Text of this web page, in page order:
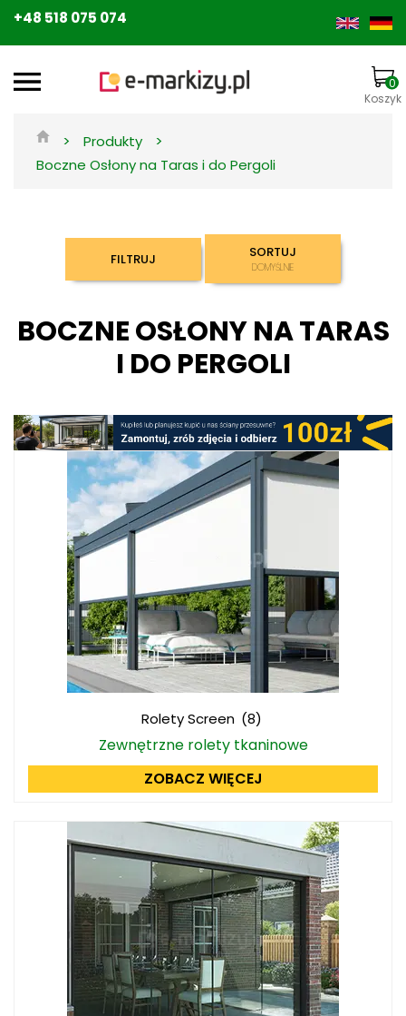
+48 518 075 074
0
Koszyk
> Produkty >
Boczne Osłony na Taras i do Pergoli
FILTRUJ SORTUJ
DOMYŚLNIE
BOCZNE OSŁONY NA TARAS
I DO PERGOLI
Rolety Screen (8)
Zewnętrzne rolety tkaninowe
ZOBACZ WIĘCEJ